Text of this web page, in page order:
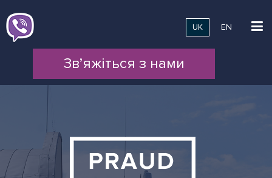
UK EN
Зв’яжіться з нами